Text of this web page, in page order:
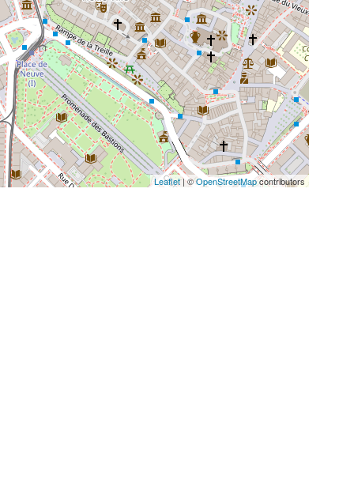
Leaflet| ©OpenStreetMapcontributors